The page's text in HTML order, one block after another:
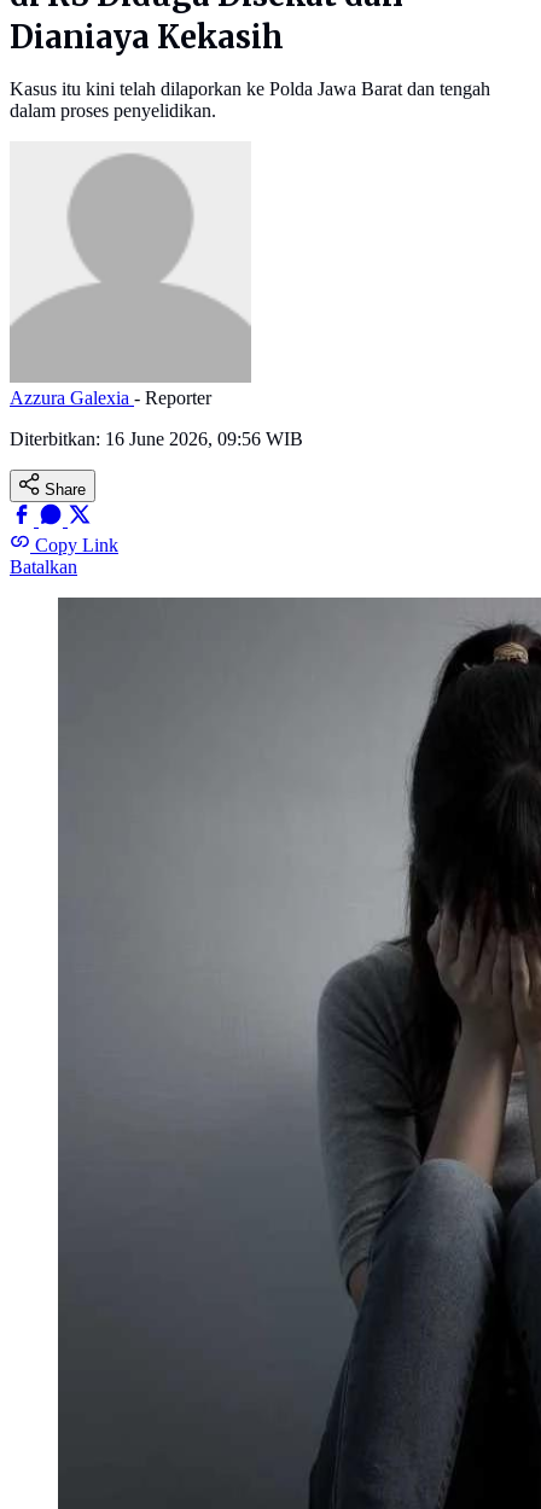
Dianiaya Kekasih
Kasus itu kini telah dilaporkan ke Polda Jawa Barat dan tengah
dalam proses penyelidikan.
Azzura Galexia - Reporter
Diterbitkan: 16 June 2026, 09:56 WIB
Share
Copy Link
Batalkan